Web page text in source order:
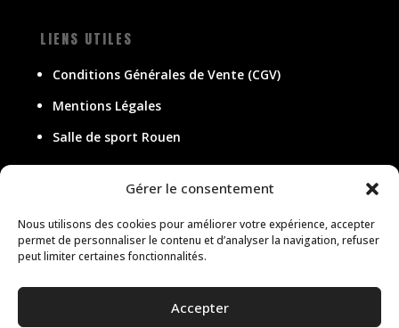
Gérer le consentement
Nous utilisons des cookies pour améliorer votre expérience, accepter
permet de personnaliser le contenu et d’analyser la navigation, refuser
peut limiter certaines fonctionnalités.
Accepter
LIENS UTILES
Conditions Générales de Vente (CGV)
Mentions Légales
Salle de sport Rouen
20 rue de l’Ancienne Prison,76000 Rouen
contact@lab-rouen.com